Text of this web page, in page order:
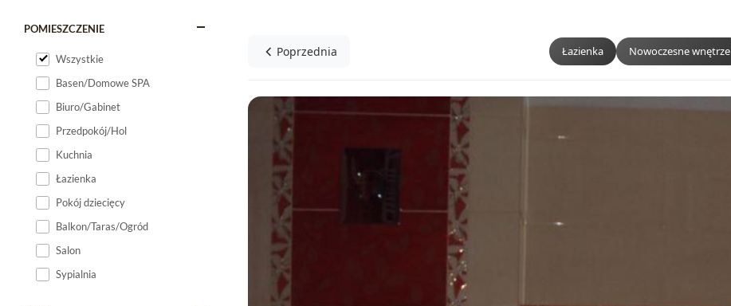
POMIESZCZENIE
Wszystkie
Basen/Domowe SPA
Biuro/Gabinet
Przedpokój/Hol
Kuchnia
Łazienka
Pokój dziecięcy
Balkon/Taras/Ogród
Salon
Sypialnia
Poprzednia Łazienka Nowoczesne wnętrze